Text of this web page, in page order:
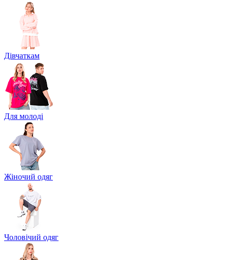
Дівчаткам
Для молоді
Жіночий одяг
Чоловічий одяг